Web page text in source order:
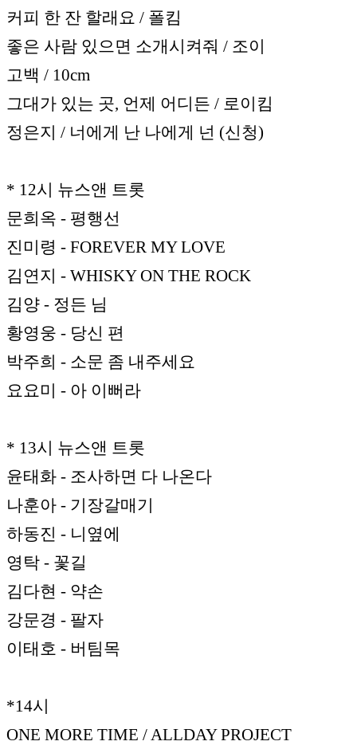
커피 한 잔 할래요 / 폴킴
좋은 사람 있으면 소개시켜줘 / 조이
고백 / 10cm
그대가 있는 곳, 언제 어디든 / 로이킴
정은지 / 너에게 난 나에게 넌 (신청)
* 12시 뉴스앤 트롯
문희옥 - 평행선
진미령 - FOREVER MY LOVE
김연지 - WHISKY ON THE ROCK
김양 - 정든 님
황영웅 - 당신 편
박주희 - 소문 좀 내주세요
요요미 - 아 이뻐라
* 13시 뉴스앤 트롯
윤태화 - 조사하면 다 나온다
나훈아 - 기장갈매기
하동진 - 니옆에
영탁 - 꽃길
김다현 - 약손
강문경 - 팔자
이태호 - 버팀목
*14시
ONE MORE TIME / ALLDAY PROJECT